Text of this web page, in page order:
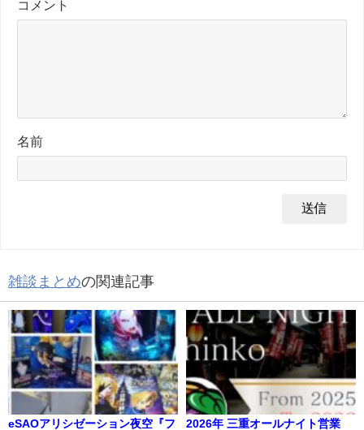
コメント
名前
雑談まとめの関連記事
eSAOアリシゼーション夜空『フ
2026年 三重オールナイト営業